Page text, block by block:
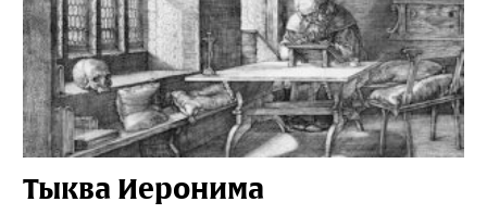
Тыква Иеронима